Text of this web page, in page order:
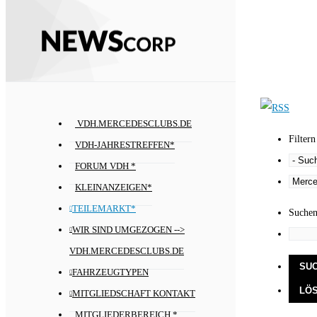
VDH.MERCEDESCLUBS.DE
VDH-JAHRESTREFFEN*
FORUM VDH *
KLEINANZEIGEN*
TEILEMARKT*
WIR SIND UMGEZOGEN -->
VDH.MERCEDESCLUBS.DE
FAHRZEUGTYPEN
MITGLIEDSCHAFT KONTAKT
MITGLIEDERBEREICH *
Filtern
Suchen